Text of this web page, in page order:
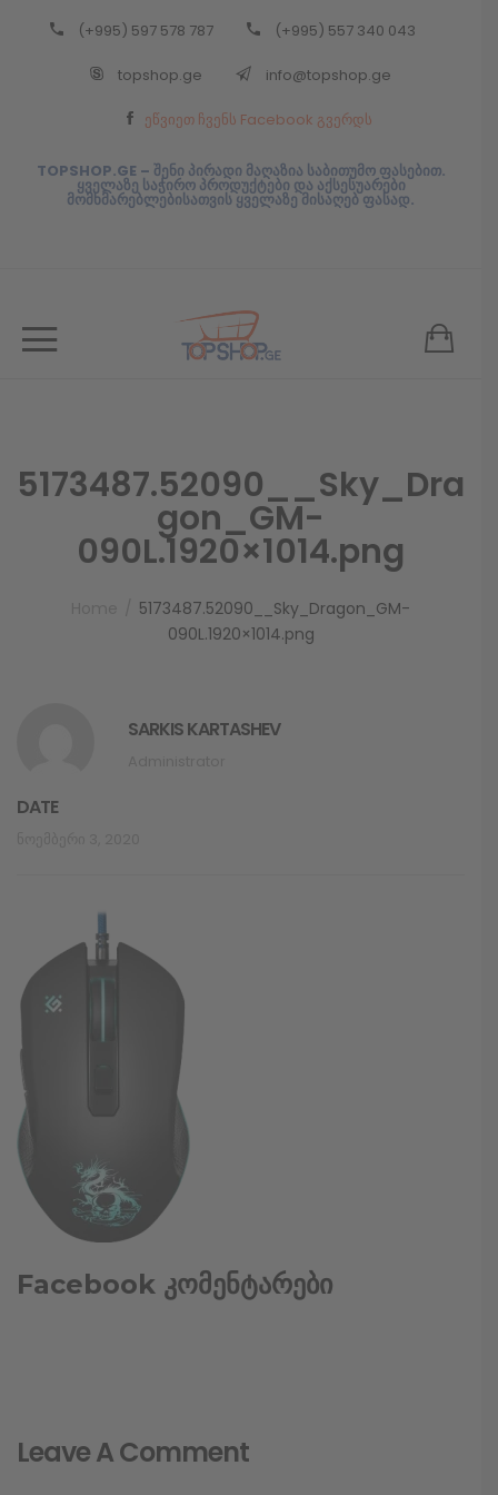
(+995) 597 578 787 (+995) 557 340 043
topshop.ge info@topshop.ge
ეწვიეთ ჩვენს Facebook გვერდს
TOPSHOP.GE – შენი პირადი მაღაზია საბითუმო ფასებით.
ყველაზე საჭირო პროდუქტები და აქსესუარები
მომხმარებლებისათვის ყველაზე მისაღებ ფასად.
5173487.52090__Sky_Dra
gon_GM-
090L.1920×1014.png
5173487.52090__Sky_Dragon_GM-
090L.1920×1014.png
SARKIS KARTASHEV
DATE
Facebook კომენტარები
Leave A Comment
Back